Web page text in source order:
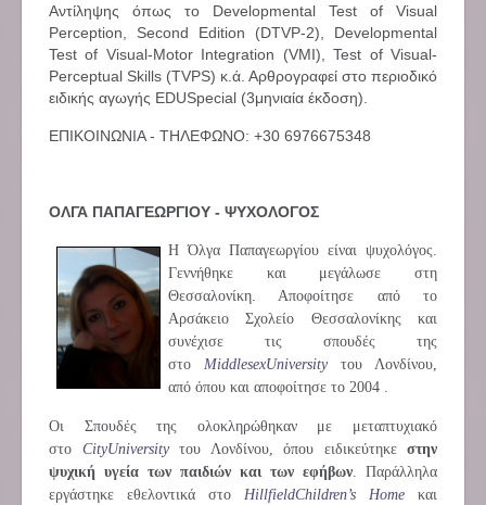
Αντίληψης όπως το Developmental Test of Visual
Perception, Second Edition (DTVP-2), Developmental
Test of Visual-Motor Integration (VMI), Test of Visual-
Perceptual Skills (TVPS) κ.ά. Αρθρογραφεί στο περιοδικό
ειδικής αγωγής EDUSpecial (3μηνιαία έκδοση).
ΕΠΙΚΟΙΝΩΝΙΑ - ΤΗΛΕΦΩΝΟ: +30 6976675348
ΟΛΓΑ ΠΑΠΑΓΕΩΡΓΙΟΥ - ΨΥΧΟΛΟΓΟΣ
Η Όλγα Παπαγεωργίου είναι ψυχολόγος.
Γεννήθηκε και μεγάλωσε στη
Θεσσαλονίκη. Αποφοίτησε από το
Αρσάκειο Σχολείο Θεσσαλονίκης και
συνέχισε τις σπουδές της
στο MiddlesexUniversityτου Λονδίνου,
από όπου και αποφοίτησε το 2004 .
Οι Σπουδές της ολοκληρώθηκαν με μεταπτυχιακό
στο CityUniversityτου Λονδίνου, όπου ειδικεύτηκε στην
ψυχική υγεία των παιδιών και των εφήβων. Παράλληλα
εργάστηκε εθελοντικά στο HillfieldChildren’s Home και